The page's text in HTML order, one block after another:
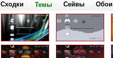
Сходки Темы Сейвы Обои